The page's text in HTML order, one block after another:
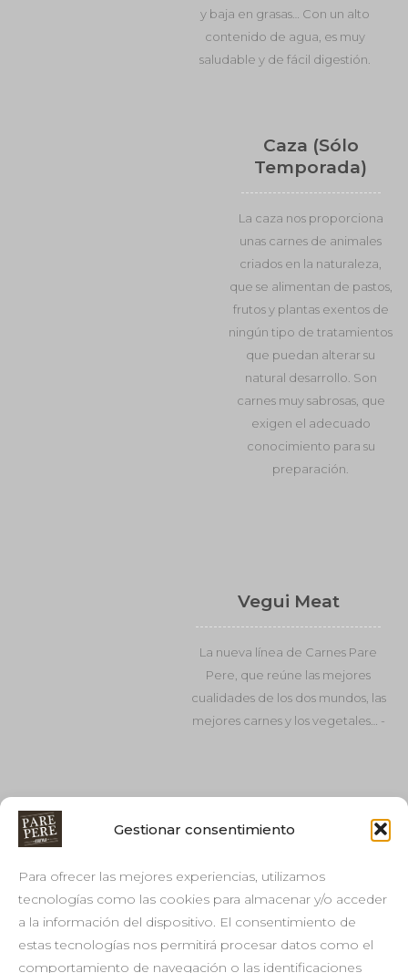
Gestionar consentimiento
Para ofrecer las mejores experiencias, utilizamos
tecnologías como las cookies para almacenar y/o acceder
a la información del dispositivo. El consentimiento de
estas tecnologías nos permitirá procesar datos como el
comportamiento de navegación o las identificaciones
y baja en grasas… Con un alto
contenido de agua, es muy
saludable y de fácil digestión.
Caza (Sólo
Temporada)
La caza nos proporciona
unas carnes de animales
criados en la naturaleza,
que se alimentan de pastos,
frutos y plantas exentos de
ningún tipo de tratamientos
que puedan alterar su
natural desarrollo. Son
carnes muy sabrosas, que
exigen el adecuado
conocimiento para su
preparación.
Vegui Meat
La nueva línea de Carnes Pare
Pere, que reúne las mejores
cualidades de los dos mundos, las
mejores carnes y los vegetales… -